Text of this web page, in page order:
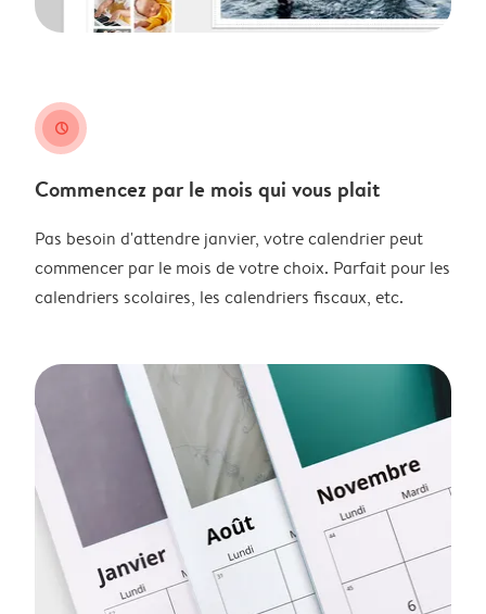
clock
Commencez par le mois qui vous plait
Pas besoin d'attendre janvier, votre calendrier peut
commencer par le mois de votre choix. Parfait pour les
calendriers scolaires, les calendriers fiscaux, etc.